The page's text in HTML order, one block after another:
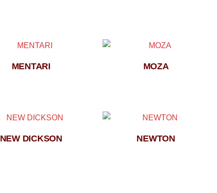
MENTARI MOZA
NEW DICKSON NEWTON